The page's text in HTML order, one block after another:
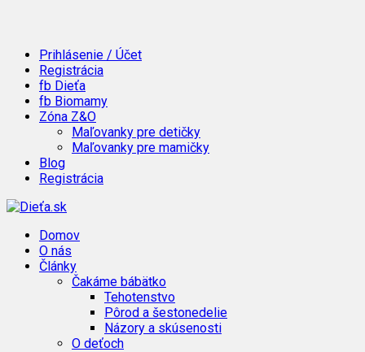
Prihlásenie / Účet
Registrácia
fb Dieťa
fb Biomamy
Zóna Z&O
Maľovanky pre detičky
Maľovanky pre mamičky
Blog
Registrácia
Domov
O nás
Články
Čakáme bábätko
Tehotenstvo
Pôrod a šestonedelie
Názory a skúsenosti
O deťoch